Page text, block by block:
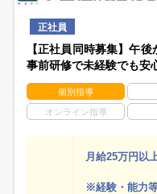
正社員
【正社員同時募集】午
事前研修で未経験でも
個別指導
オンライン指導
月給25万円以
※経験・能力